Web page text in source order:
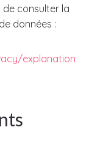
consulter la
données :
explanation